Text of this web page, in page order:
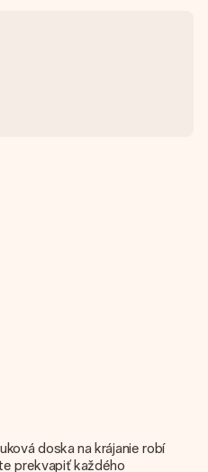
doska na krájanie robí
prekvapiť každého